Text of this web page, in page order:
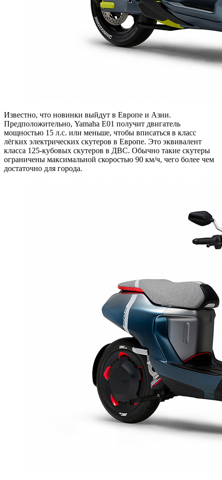
Известно, что новинки выйдут в Европе и Азии.
Предположительно, Yamaha E01 получит двигатель
мощностью 15 л.с. или меньше, чтобы вписаться в класс
лёгких электрических скутеров в Европе. Это эквивалент
класса 125-кубовых скутеров в ДВС. Обычно такие скутеры
ограничены максимальной скоростью 90 км/ч, чего более чем
достаточно для города.